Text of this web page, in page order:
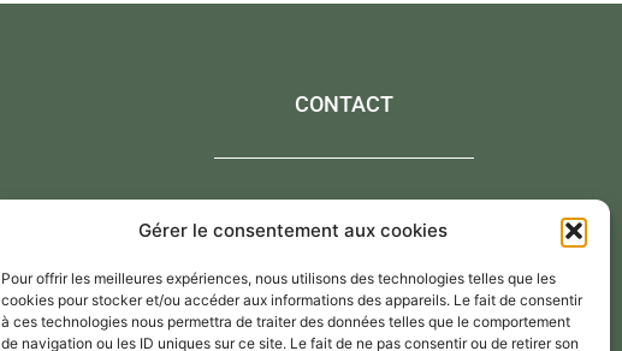
Gérer le consentement aux cookies
Pour offrir les meilleures expériences, nous utilisons des technologies telles que les
cookies pour stocker et/ou accéder aux informations des appareils. Le fait de consentir
à ces technologies nous permettra de traiter des données telles que le comportement
de navigation ou les ID uniques sur ce site. Le fait de ne pas consentir ou de retirer son
CONTACT